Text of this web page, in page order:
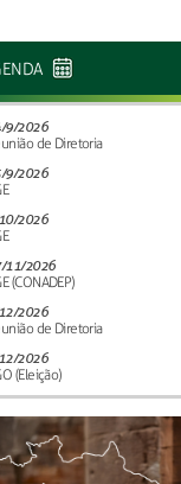
9/2026
de Diretoria
9/2026
2026
11/2026
(CONADEP)
2026
de Diretoria
2026
(Eleição)